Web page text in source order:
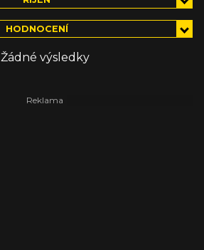
HODNOCENÍ
Žádné výsledky